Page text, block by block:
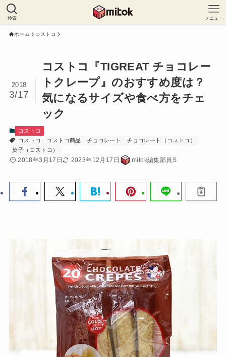
検索 メニュー
ホーム コストコ
コストコ『TIGREAT チョコレー
トクレープ』のおすすめ度は？
気になるサイズや食べ方をチェ
ック
2018
3/17
コストコ
コストコ
コストコ商品 チョコレート
チョコレート（コストコ）
菓子（コストコ）
2018年3月17日 2023年12月17日 mitok編集部員S